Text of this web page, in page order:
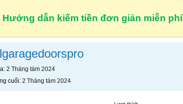
Hướng dẫn kiếm tiền đơn giản miễn phí
2 Tháng tám 2024
cuối 2 Tháng tám 2024